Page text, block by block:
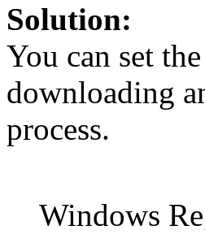
Solution:
You can set
downloading
process.
Windows